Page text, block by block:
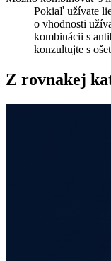
Pokiaľ užívate
o vhodnosti
kombinácii s
konzultujte s
Z rovnakej